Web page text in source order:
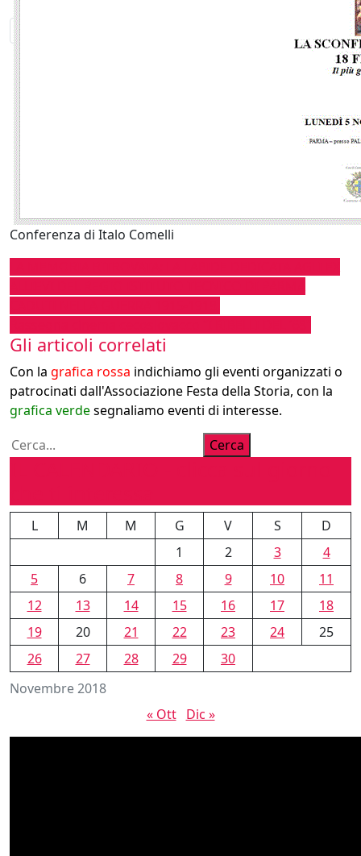
Conferenza di Italo Comelli
Navigazione
articoli
Gli articoli correlati
Con la grafica rossa indichiamo gli eventi organizzati o
patrocinati dall'Associazione Festa della Storia, con la
grafica verdesegnaliamo eventi di interesse.
Cerca
Cerca
Novembre 2018
L M M G V S
D
1
2 3
4
5
6 7 8 9 10
11
12
13 14 15 16 17
18
19
20 21 22 23 24
25
26
27 28 29 30
« Ott Dic »